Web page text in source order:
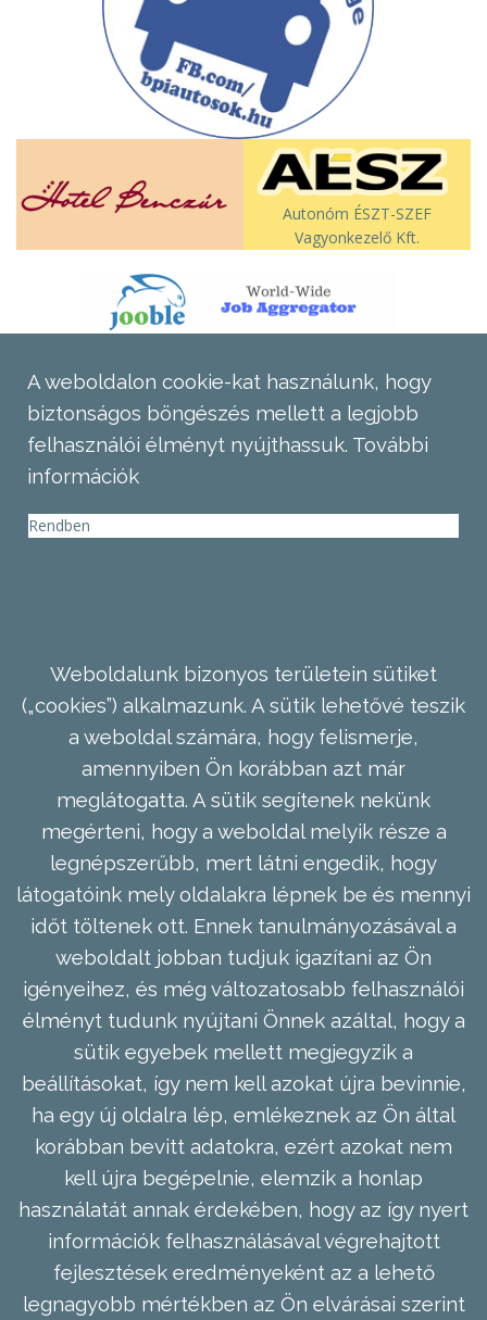
Autonóm ÉSZT-SZEF
Vagyonkezelő Kft.
A weboldalon cookie-kat használunk, hogy
biztonságos böngészés mellett a legjobb
felhasználói élményt nyújthassuk. További
információk
Rendben
Weboldalunk bizonyos területein sütiket
(„cookies”) alkalmazunk. A sütik lehetővé teszik
a weboldal számára, hogy felismerje,
amennyiben Ön korábban azt már
meglátogatta. A sütik segítenek nekünk
megérteni, hogy a weboldal melyik része a
legnépszerűbb, mert látni engedik, hogy
látogatóink mely oldalakra lépnek be és mennyi
időt töltenek ott. Ennek tanulmányozásával a
weboldalt jobban tudjuk igazítani az Ön
igényeihez, és még változatosabb felhasználói
élményt tudunk nyújtani Önnek azáltal, hogy a
sütik egyebek mellett megjegyzik a
beállításokat, így nem kell azokat újra bevinnie,
ha egy új oldalra lép, emlékeznek az Ön által
korábban bevitt adatokra, ezért azokat nem
kell újra begépelnie, elemzik a honlap
használatát annak érdekében, hogy az így nyert
információk felhasználásával végrehajtott
fejlesztések eredményeként az a lehető
legnagyobb mértékben az Ön elvárásai szerint